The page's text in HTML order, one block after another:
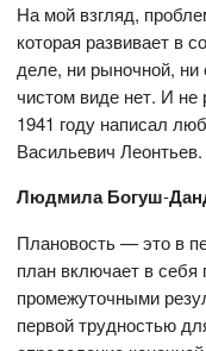
На мой взгляд,
которая развивает
деле, ни рыночной, ни
чистом виде нет. И
1941 году написал
Васильевич Леонтьев.
Людмила Богуш-
Плановость — это в
план включает в себя
промежуточными
первой трудностью